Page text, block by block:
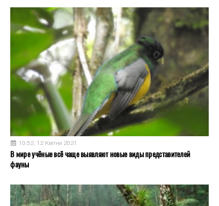
10:52, 12 Квітня 2021
В мире учёные всё чаще выявляют новые виды представителей
фауны